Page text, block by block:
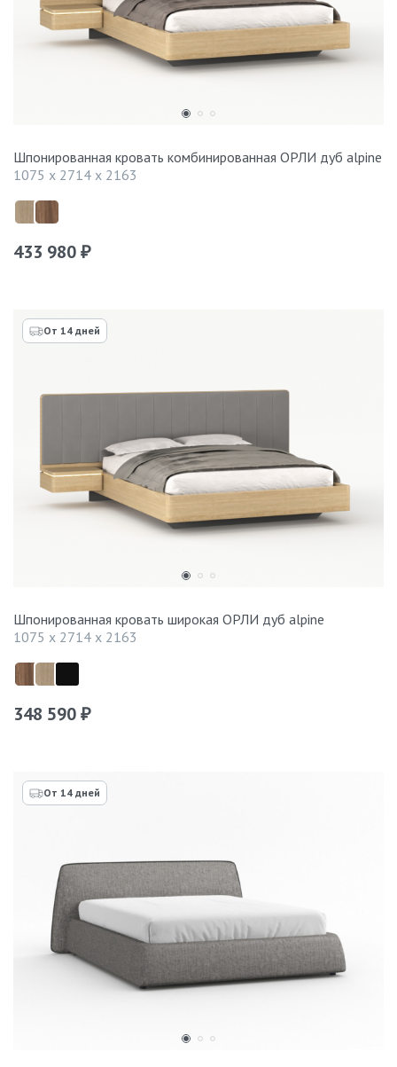
Шпонированная кровать комбинированная ОРЛИ дуб alpine
1075 x 2714 x 2163
433 980 ₽
От 14 дней
Шпонированная кровать широкая ОРЛИ дуб alpine
1075 x 2714 x 2163
348 590 ₽
От 14 дней